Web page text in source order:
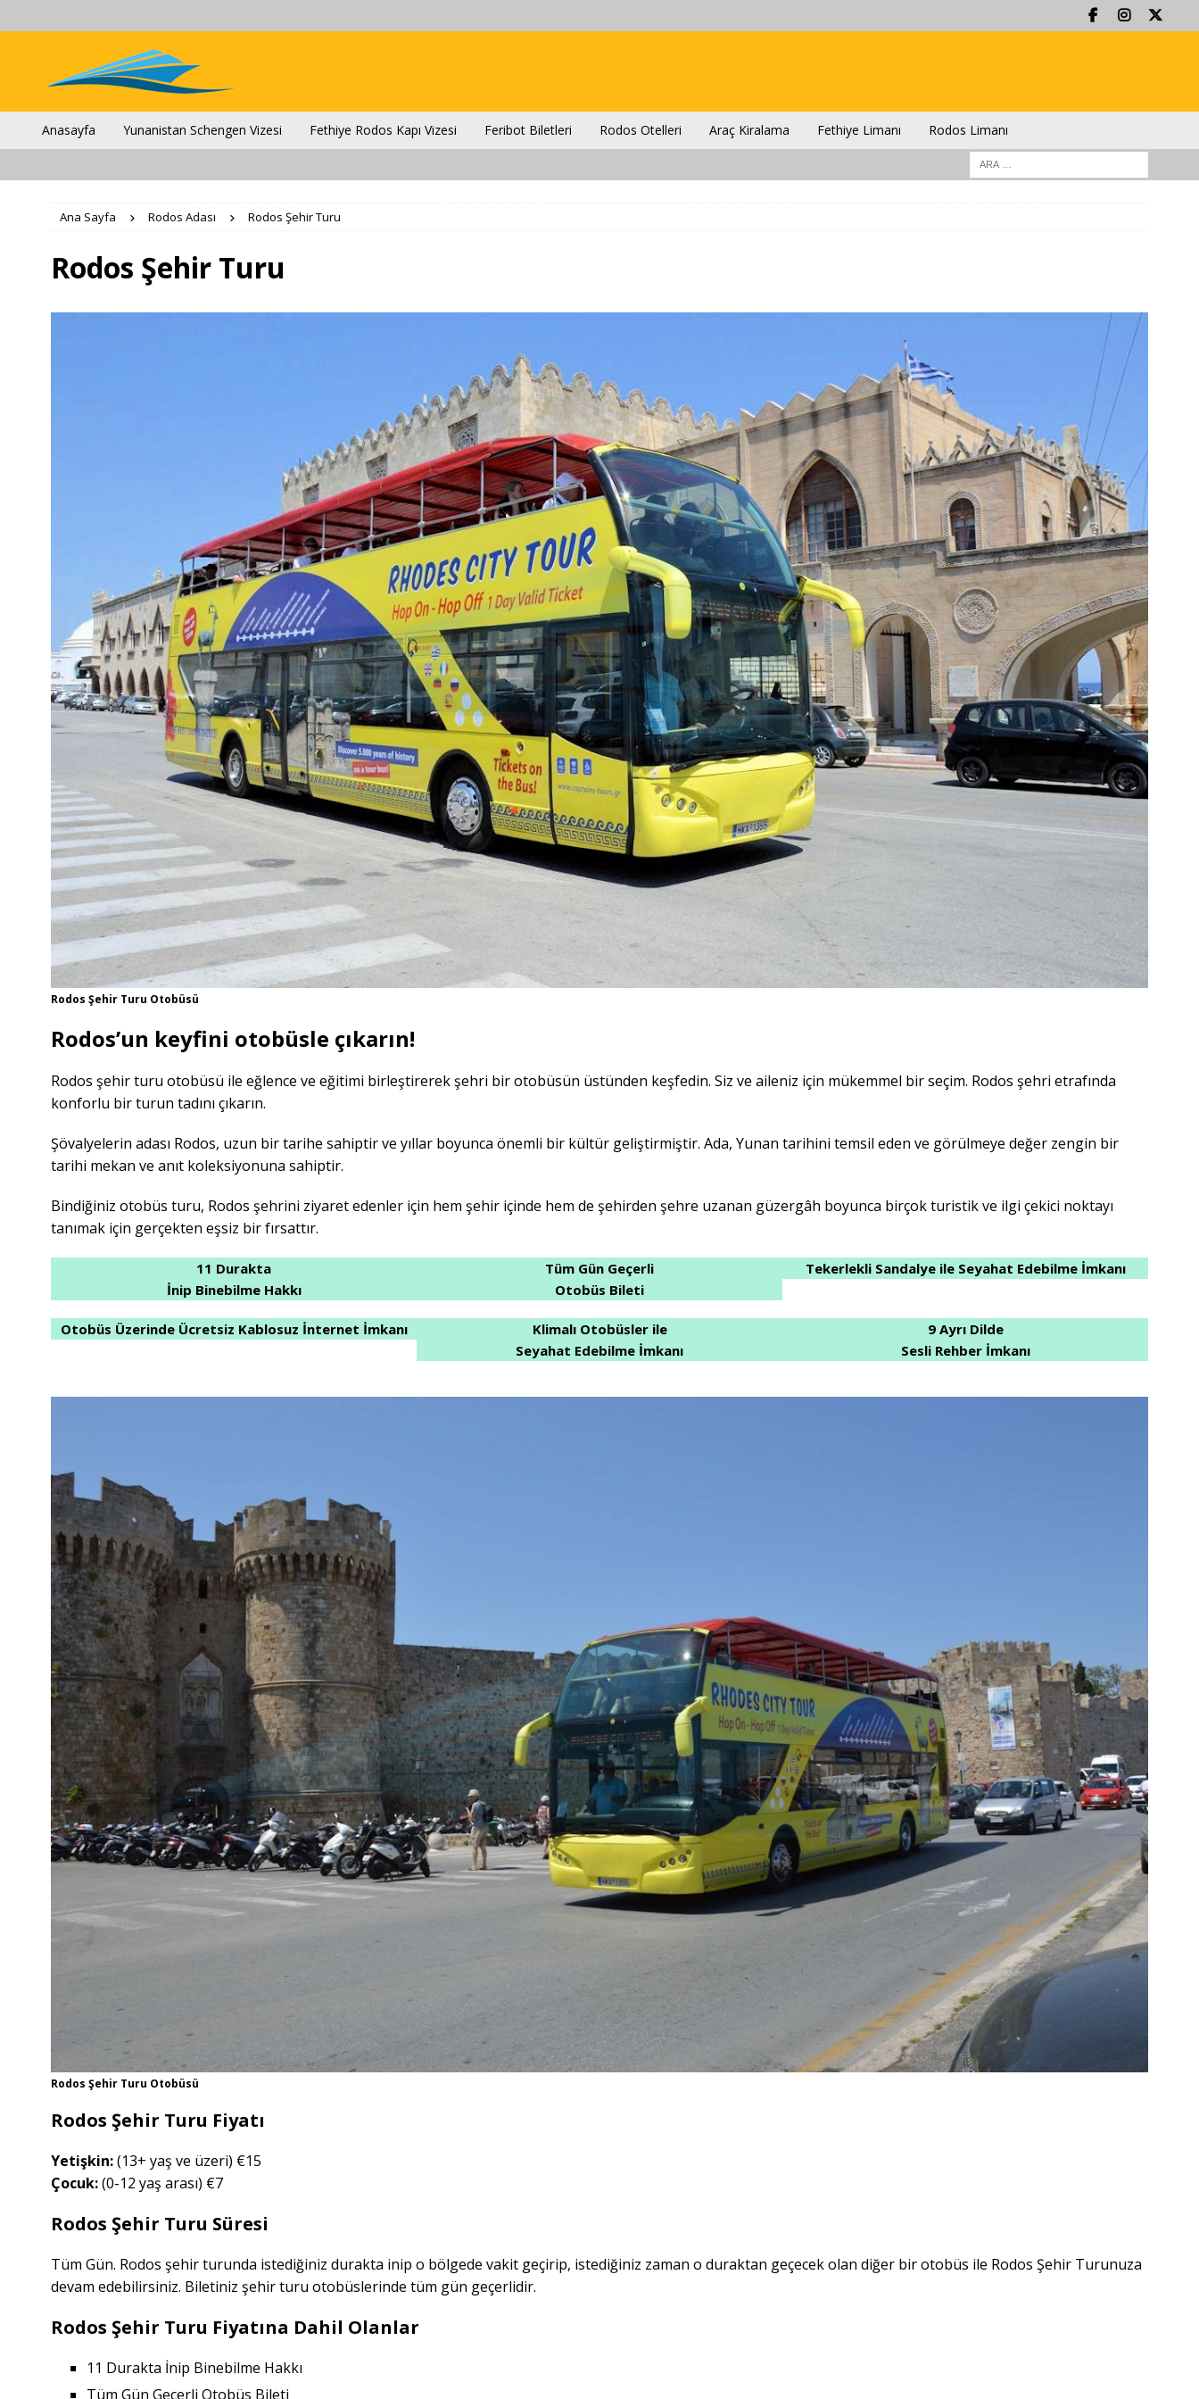
Anasayfa Yunanistan Schengen Vizesi Fethiye Rodos Kapı Vizesi Feribot Biletleri Rodos Otelleri Araç Kiralama Fethiye Limanı Rodos Limanı
Ana Sayfa Rodos Adası Rodos Şehir Turu
Rodos Şehir Turu
Rodos Şehir Turu Otobüsü
Rodos’un keyfini otobüsle çıkarın!
Rodos şehir turu otobüsü ile eğlence ve eğitimi birleştirerek şehri bir otobüsün üstünden keşfedin. Siz ve aileniz için mükemmel bir seçim. Rodos şehri etrafında
konforlu bir turun tadını çıkarın.
Şövalyelerin adası Rodos, uzun bir tarihe sahiptir ve yıllar boyunca önemli bir kültür geliştirmiştir. Ada, Yunan tarihini temsil eden ve görülmeye değer zengin bir
tarihi mekan ve anıt koleksiyonuna sahiptir.
Bindiğiniz otobüs turu, Rodos şehrini ziyaret edenler için hem şehir içinde hem de şehirden şehre uzanan güzergâh boyunca birçok turistik ve ilgi çekici noktayı
tanımak için gerçekten eşsiz bir fırsattır.
11 Durakta
İnip Binebilme Hakkı
Tüm Gün Geçerli
Otobüs Bileti
Tekerlekli Sandalye ile Seyahat Edebilme İmkanı
Otobüs Üzerinde Ücretsiz Kablosuz İnternet İmkanı
Klimalı Otobüsler ile
Seyahat Edebilme İmkanı
9 Ayrı Dilde
Sesli Rehber İmkanı
Rodos Şehir Turu Otobüsü
Rodos Şehir Turu Fiyatı
Yetişkin:(13+ yaş ve üzeri) €15
Çocuk:(0-12 yaş arası) €7
Rodos Şehir Turu Süresi
Tüm Gün. Rodos şehir turunda istediğiniz durakta inip o bölgede vakit geçirip, istediğiniz zaman o duraktan geçecek olan diğer bir otobüs ile Rodos Şehir Turunuza
devam edebilirsiniz. Biletiniz şehir turu otobüslerinde tüm gün geçerlidir.
Rodos Şehir Turu Fiyatına Dahil Olanlar
11 Durakta İnip Binebilme Hakkı
Tüm Gün Geçerli Otobüs Bileti